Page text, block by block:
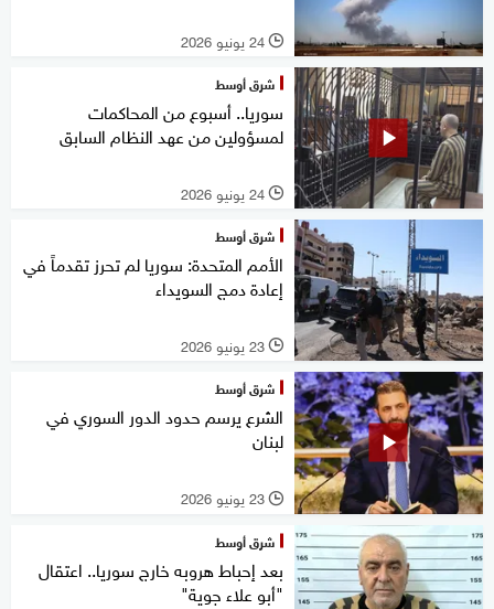
l 24 يونيو 2026
شرق أوسط
سوريا.. أسبوع من المحاكمات
لمسؤولين من عهد النظام السابق
l 24 يونيو 2026
شرق أوسط
الأمم المتحدة: سوريا لم تحرز تقدماً في
إعادة دمج السويداء
l 23 يونيو 2026
شرق أوسط
الشرع يرسم حدود الدور السوري في
لبنان
l 23 يونيو 2026
شرق أوسط
بعد إحباط هروبه خارج سوريا.. اعتقال
"أبو علاء جوية"